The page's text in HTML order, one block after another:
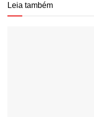
Leia também